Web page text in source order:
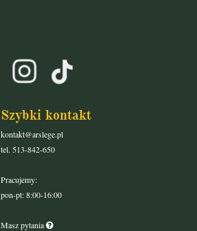
Szybki kontakt
kontakt@arslege.pl
tel. 513-842-650
Pracujemy:
pon-pt: 8:00-16:00
Masz pytania